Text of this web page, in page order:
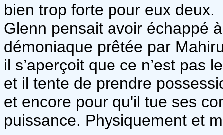
bien trop forte pour eux deux.
Glenn pensait avoir échappé
démoniaque prêtée par
il s’aperçoit que ce n’est pas
et il tente de prendre
et encore pour qu'il tue ses
puissance. Physiquement et